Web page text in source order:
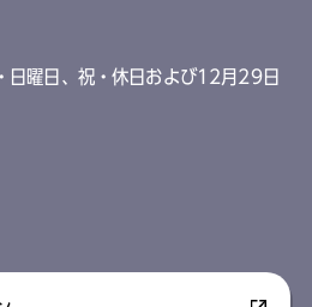
曜日、祝・休日および12月29日